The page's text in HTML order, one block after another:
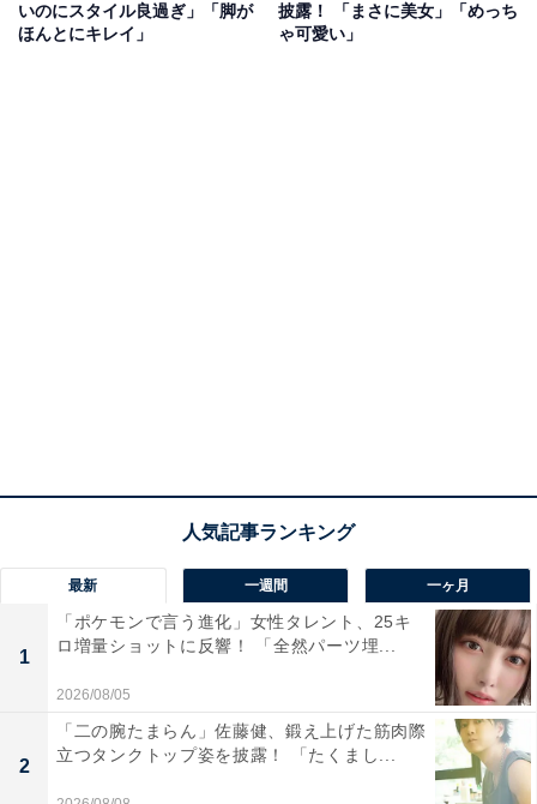
いのにスタイル良過ぎ」「脚が
ほんとにキレイ」
披露！ 「まさに美女」「めっち
ゃ可愛い」
最新 一週間 一ヶ月
1
「ポケモンで言う進化」女性タレント、25キ
ロ増量ショットに反響！ 「全然パーツ埋...
2026/08/05
2
「二の腕たまらん」佐藤健、鍛え上げた筋肉際
立つタンクトップ姿を披露！ 「たくまし...